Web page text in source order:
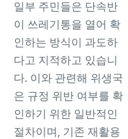
일부 주민들은 단속반
이 쓰레기통을 열어 확
인하는 방식이 과도하
다고 지적하고 있습니
다. 이와 관련해 위생국
은 규정 위반 여부를 확
인하기 위한 일반적인
절차이며, 기존 재활용